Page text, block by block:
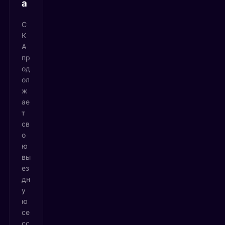
а
С
К
А
пр
од
ол
ж
ае
т
св
о
ю
вы
ез
дн
у
ю
се
сс